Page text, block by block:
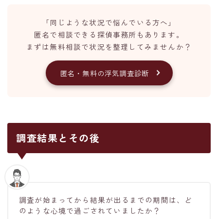
「同じような状況で悩んでいる方へ」
匿名で相談できる探偵事務所もあります。
まずは無料相談で状況を整理してみませんか？
匿名・無料の浮気調査診断
調査結果とその後
調査が始まってから結果が出るまでの期間は、ど
のような心境で過ごされていましたか？